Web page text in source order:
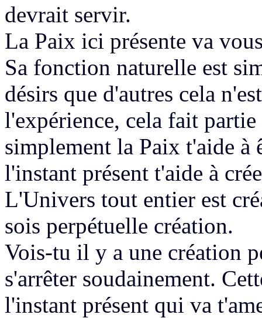
devrait servir.
La Paix ici présente va
Sa fonction naturelle est
désirs que d'autres cela
l'expérience, cela fait
simplement la Paix t'aide à
l'instant présent t'aide à
L'Univers tout entier est
sois perpétuelle création.
Vois-tu il y a une création
s'arrêter soudainement.
l'instant présent qui va